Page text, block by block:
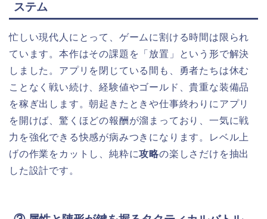
ステム
忙しい現代人にとって、ゲームに割ける時間は限られ
ています。本作はその課題を「放置」という形で解決
しました。アプリを閉じている間も、勇者たちは休む
ことなく戦い続け、経験値やゴールド、貴重な装備品
を稼ぎ出します。朝起きたときや仕事終わりにアプリ
を開けば、驚くほどの報酬が溜まっており、一気に戦
力を強化できる快感が病みつきになります。レベル上
げの作業をカットし、純粋に攻略の楽しさだけを抽出
した設計です。